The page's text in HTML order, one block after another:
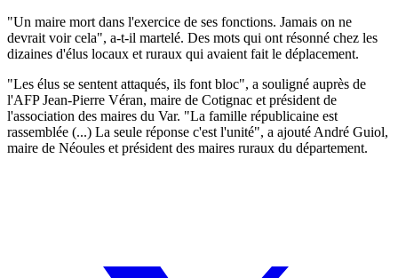
"Un maire mort dans l'exercice de ses fonctions. Jamais on ne
devrait voir cela", a-t-il martelé. Des mots qui ont résonné chez les
dizaines d'élus locaux et ruraux qui avaient fait le déplacement.
"Les élus se sentent attaqués, ils font bloc", a souligné auprès de
l'AFP Jean-Pierre Véran, maire de Cotignac et président de
l'association des maires du Var. "La famille républicaine est
rassemblée (...) La seule réponse c'est l'unité", a ajouté André Guiol,
maire de Néoules et président des maires ruraux du département.